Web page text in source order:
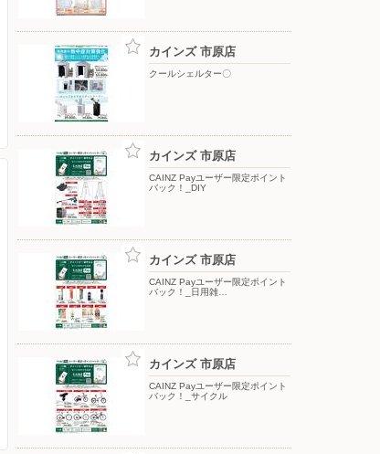
合同キャンペ
合同キャンペーン
抽選で最大…
カインズ 市原店
クールシェルター〇
カインズ 市原店
CAINZ Payユーザー限定ポイント
バック！_DIY
カインズ 市原店
CAINZ Payユーザー限定ポイント
バック！_日用雑…
カインズ 市原店
CAINZ Payユーザー限定ポイント
バック！_サイクル